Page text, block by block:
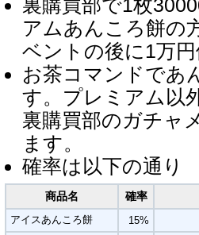
裏購買部で1枚
アムあんころ餅の
ベントの後に1万
お茶コマンドであ
す。プレミアム以
裏購買部のガチャ
ます。
確率は以下の通り
商品名 確率
アイスあんころ餅
15%